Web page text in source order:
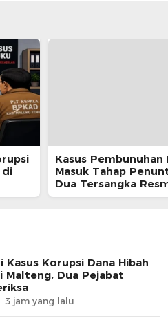
di
Kasus Pembunuhan
Masuk Tahap
Dua Tersangka
Dilimpahkan ke
Kasus Korupsi Dana Hibah
Malteng, Dua Pejabat
3 jam yang lalu